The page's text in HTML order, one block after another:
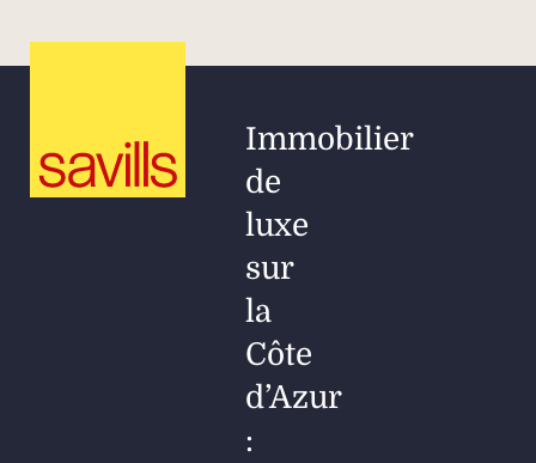
Immobilier
de
luxe
sur
la
Côte
d’Azur
: